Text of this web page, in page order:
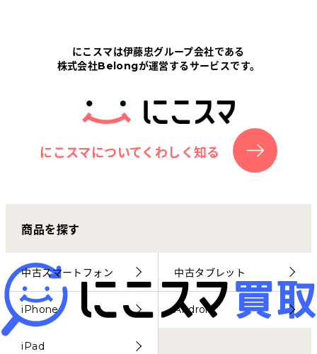
にこスマについて
サポートセンター
お客さまの声
にこスマ通信
マイページ
にこスマは伊藤忠グループ会社である
株式会社Belongが運営するサービスです。
にこスマについてくわしく知る
商品を探す
中古スマートフォン 中古タブレット
iPhone Android
iPad